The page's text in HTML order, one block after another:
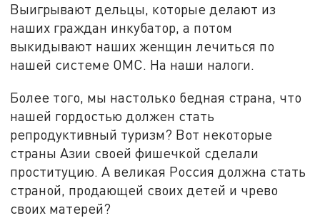
Выигрывают дельцы, которые делают из
наших граждан инкубатор, а потом
выкидывают наших женщин лечиться по
нашей системе ОМС. На наши налоги.
Более того, мы настолько бедная страна, что
нашей гордостью должен стать
репродуктивный туризм? Вот некоторые
страны Азии своей фишечкой сделали
проституцию. А великая Россия должна стать
страной, продающей своих детей и чрево
своих матерей?